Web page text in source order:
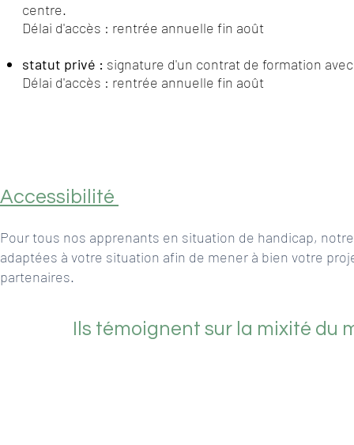
centre.
Délai d'accès : rentrée annuelle fin août
statut privé : signature d'un contrat de formation
Délai d'accès : rentrée annuelle fin août
Accessibilité
Pour tous nos apprenants en situation de handicap,
adaptées à votre situation afin de mener à bien votre
partenaires.
Ils témoignent sur la mixité du